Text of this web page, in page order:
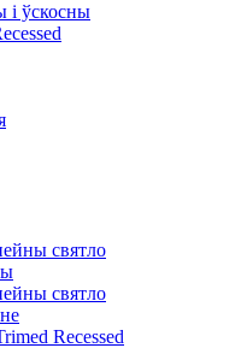
ўскосны
святло
святло
Recessed